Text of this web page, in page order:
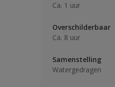
Ca. 1 uur
Overschilderbaar
Ca. 8 uur
Samenstelling
Watergedragen